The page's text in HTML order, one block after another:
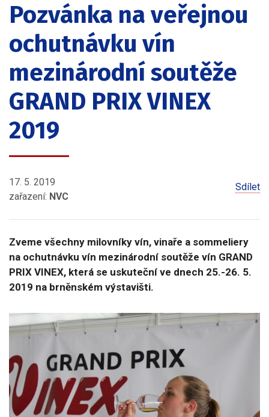
Pozvánka na veřejnou
ochutnávku vín
mezinárodní soutěže
GRAND PRIX VINEX
2019
17. 5. 2019
zařazení: NVC
Sdílet
Zveme všechny milovníky vín, vinaře a sommeliery
na ochutnávku vín mezinárodní soutěže vín GRAND
PRIX VINEX, která se uskuteční ve dnech 25.-26. 5.
2019 na brněnském výstavišti.